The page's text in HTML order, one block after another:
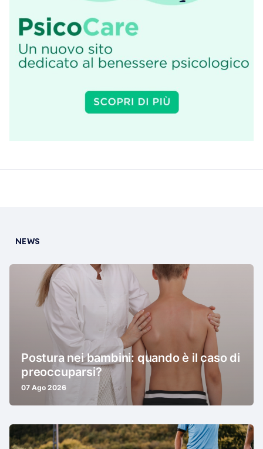
NEWS
Postura nei bambini: quando è il caso di
preoccuparsi?
07 Ago 2026